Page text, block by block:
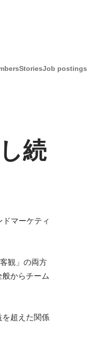
StoriesJob postings
続
マーケティ
観」の両方
からチーム
超えた関係